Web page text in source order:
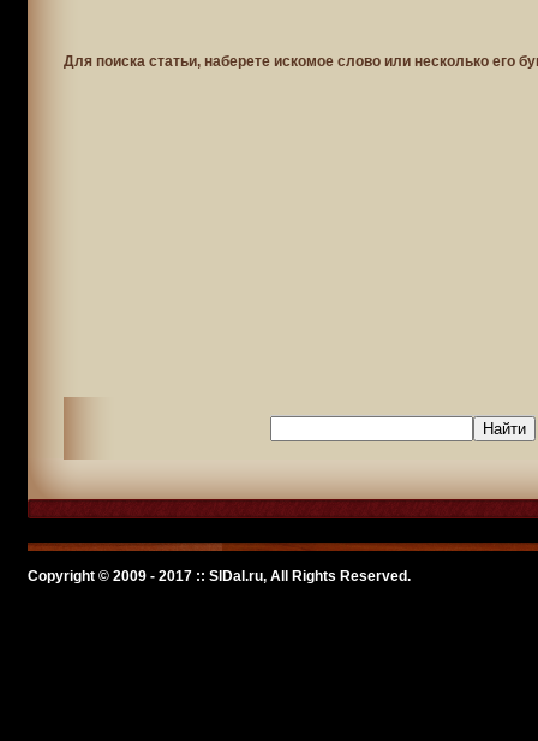
Для поиска статьи, наберете искомое слово или несколько его
Copyright © 2009 - 2017 :: SlDal.ru, All Rights Reserved.